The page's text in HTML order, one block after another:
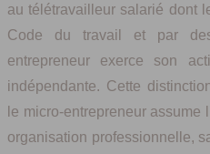
au télétravailleur salarié dont
Code du travail et par
entrepreneur exerce son
indépendante. Cette
le micro-entrepreneur assume
organisation professionnelle,